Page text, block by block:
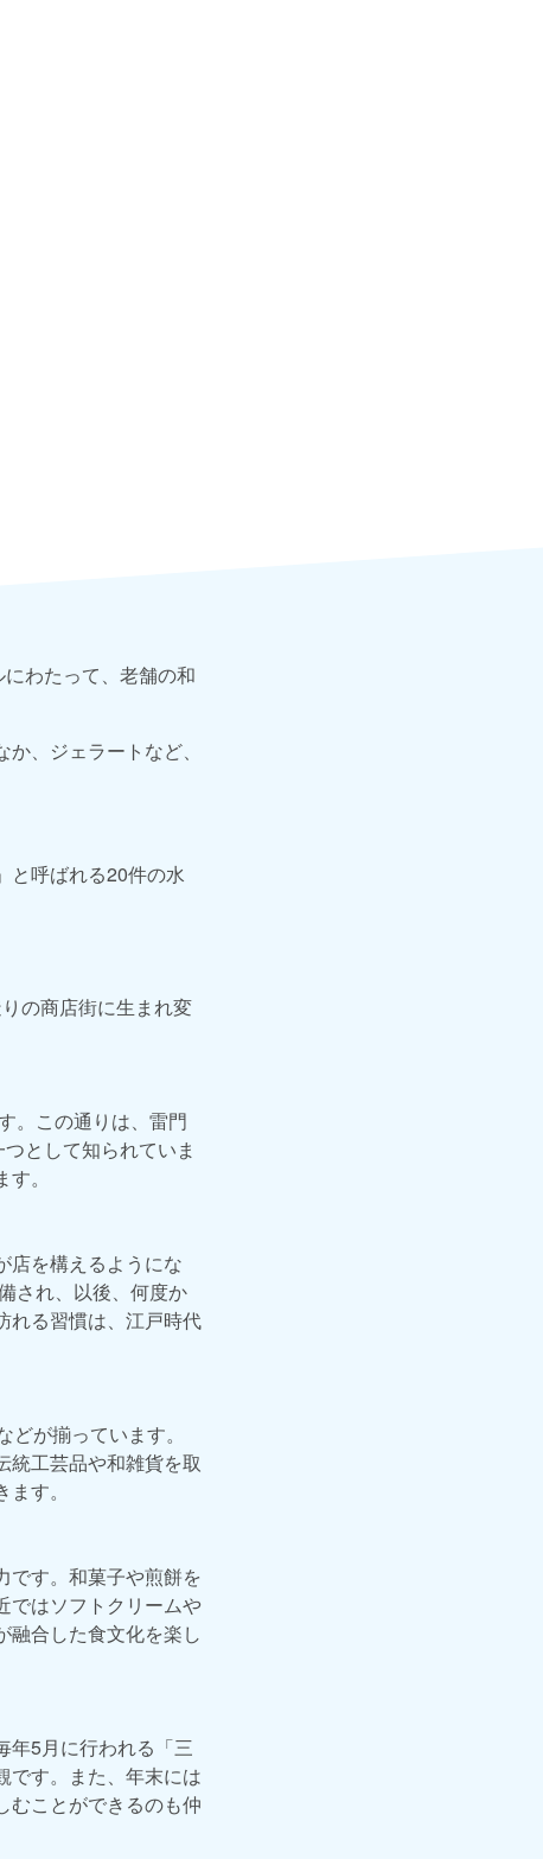
わたって、老舗の和
、ジェラートなど、
と呼ばれる20件の水
の商店街に生まれ変
。この通りは、雷門
として知られていま
。
店を構えるようにな
され、以後、何度か
れる習慣は、江戸時代
が揃っています。
統工芸品や和雑貨を取
す。
です。和菓子や煎餅を
ではソフトクリームや
融合した食文化を楽し
年5月に行われる「三
です。また、年末には
むことができるのも仲